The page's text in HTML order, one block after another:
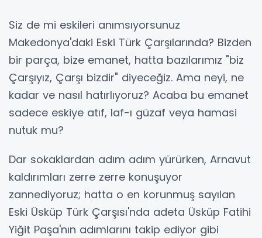
Siz de mi eskileri anımsıyorsunuz
Makedonya'daki Eski Türk Çarşılarında? Bizden
bir parça, bize emanet, hatta bazılarımız "biz
Çarşıyız, Çarşı bizdir" diyeceğiz. Ama neyi, ne
kadar ve nasıl hatırlıyoruz? Acaba bu emanet
sadece eskiye atıf, laf-ı güzaf veya hamasi
nutuk mu?
Dar sokaklardan adım adım yürürken, Arnavut
kaldırımları zerre zerre konuşuyor
zannediyoruz; hatta o en korunmuş sayılan
Eski Üsküp Türk Çarşısı'nda adeta Üsküp Fatihi
Yiğit Paşa'nın adımlarını takip ediyor gibi